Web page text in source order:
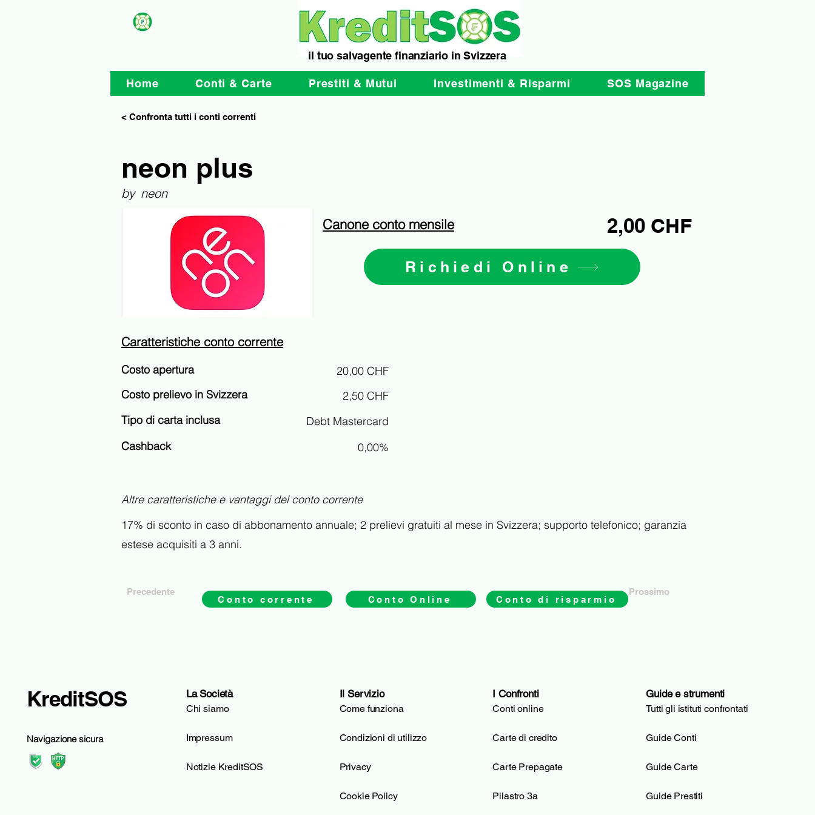
il tuo salvagente finanziario in Svizzera
Home Conti & Carte Prestiti & Mutui Investimenti & Risparmi SOS Magazine
< Confronta tutti i conti correnti
neon plus
by neon
Canone conto mensile 2,00 CHF
Richiedi Online
Caratteristiche conto corrente
Costo apertura
20,00 CHF
Costo prelievo in Svizzera
2,50 CHF
Tipo di carta inclusa
Debt Mastercard
Cashback
0,00%
Altre caratteristiche e vantaggi del conto corrente
17% di sconto in caso di abbonamento annuale; 2 prelievi gratuiti al mese in Svizzera; supporto telefonico; garanzia
estese acquisiti a 3 anni.
Precedente
Conto corrente Conto Online Conto di risparmio
Prossimo
KreditSOS
Navigazione sicura
La Società
Chi siamo
Impressum
Notizie KreditSOS
Il Servizio
Come funziona
Condizioni di utilizzo
Privacy
Cookie Policy
I Confronti
Conti online
Carte di credito
Carte Prepagate
Pilastro 3a
Guide e strumenti
Tutti gli istituti confrontati
Guide Conti
Guide Carte
Guide Prestiti